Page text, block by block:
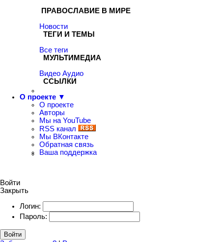
ПРАВОСЛАВИЕ В МИРЕ
Новости
ТЕГИ И ТЕМЫ
Все теги
МУЛЬТИМЕДИА
Видео Аудио
ССЫЛКИ
О проекте ▼
О проекте
Авторы
Мы на YouTube
RSS канал
Мы ВКонтакте
Обратная связь
Ваша поддержка
Войти
Закрыть
Логин:
Пароль:
Войти